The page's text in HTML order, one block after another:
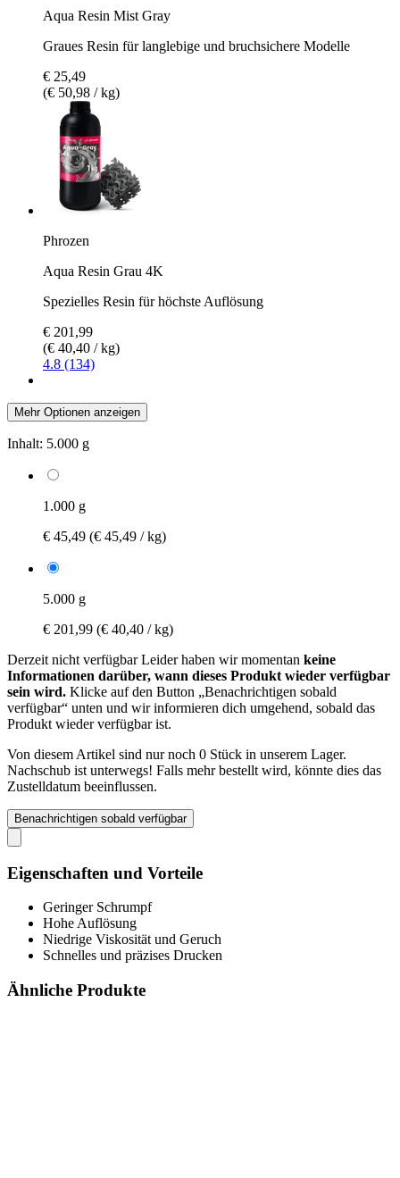
Aqua Resin Mist Gray
Graues Resin für langlebige und bruchsichere Modelle
€ 25,49
(€ 50,98 / kg)
Phrozen
Aqua Resin Grau 4K
Spezielles Resin für höchste Auflösung
€ 201,99
(€ 40,40 / kg)
4.8 (134)
Mehr Optionen anzeigen
Inhalt: 5.000 g
1.000 g
€ 45,49 (€ 45,49 / kg)
5.000 g
€ 201,99 (€ 40,40 / kg)
Derzeit nicht verfügbarLeider haben wir momentan keine
Informationen darüber, wann dieses Produkt wieder verfügbar
sein wird. Klicke auf den Button „Benachrichtigen sobald
verfügbar“ unten und wir informieren dich umgehend, sobald das
Produkt wieder verfügbar ist.
Von diesem Artikel sind nur noch 0 Stück in unserem Lager.
Nachschub ist unterwegs! Falls mehr bestellt wird, könnte dies das
Zustelldatum beeinflussen.
Benachrichtigen sobald verfügbar
Eigenschaften und Vorteile
Geringer Schrumpf
Hohe Auflösung
Niedrige Viskosität und Geruch
Schnelles und präzises Drucken
Ähnliche Produkte